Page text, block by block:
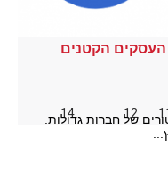
הקטנים
של חברות גדולות.
12
…
14